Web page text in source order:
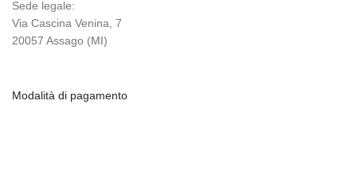
Sede legale:
Via Cascina Venina, 7
20057 Assago (MI)
Modalità di pagamento